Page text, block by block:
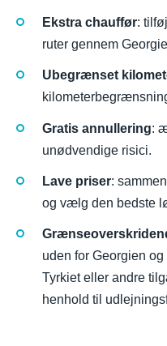
Ekstra chauffør:
ruter gennem
Ubegrænset
Gratis annullering:
unødvendige risici.
Lave priser:
og vælg den bedste
uden for Georgien
Tyrkiet eller andre
henhold til